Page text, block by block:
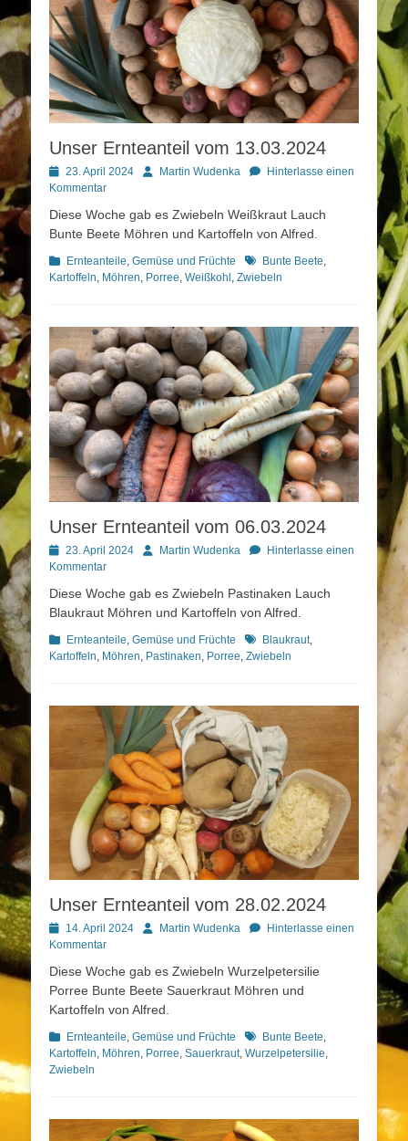
Unser Ernteanteil vom 13.03.2024
Posted
on
23. April 2024 AutorMartin Wudenka
Hinterlasse einen
Kommentar
Diese Woche gab es Zwiebeln Weißkraut Lauch
Bunte Beete Möhren und Kartoffeln von Alfred.
Kategorien
Ernteanteile, Gemüse und Früchte Schlagworte
Bunte Beete,
Kartoffeln, Möhren, Porree, Weißkohl , Zwiebeln
Unser Ernteanteil vom 06.03.2024
Posted
on
23. April 2024 AutorMartin Wudenka
Hinterlasse einen
Kommentar
Diese Woche gab es Zwiebeln Pastinaken Lauch
Blaukraut Möhren und Kartoffeln von Alfred.
Kategorien
Ernteanteile Gemüse und Früchte Schlagworte
Blaukraut,
Kartoffeln Möhren Pastinaken Porree Zwiebeln
Unser Ernteanteil vom 28.02.2024
Posted
on
14. April 2024 AutorMartin Wudenka
Hinterlasse einen
Kommentar
Diese Woche gab es Zwiebeln Wurzelpetersilie
Porree Bunte Beete Sauerkraut Möhren und
Kartoffeln von Alfred.
Kategorien
Ernteanteile, Gemüse und Früchte Schlagworte
Bunte Beete,
Kartoffeln, Möhren, Porree, Sauerkraut, Wurzelpetersilie,
Zwiebeln